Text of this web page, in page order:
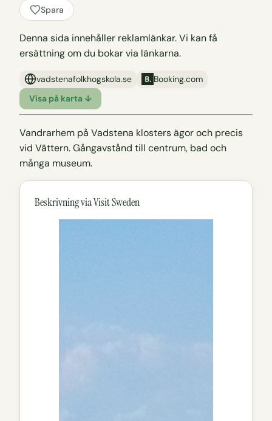
Spara
Denna sida innehåller reklamlänkar. Vi kan få
ersättning om du bokar via länkarna.
vadstenafolkhogskola.se
Booking.com
Visa på karta ↓
Vandrarhem på Vadstena klosters ägor och precis
vid Vättern. Gångavstånd till centrum, bad och
många museum.
Beskrivning via Visit Sweden